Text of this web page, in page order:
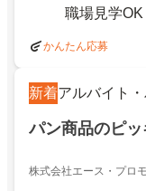
職場見学OK
かんたん応募
新着アルバイト・
パン商品のピ
株式会社エース・プロ